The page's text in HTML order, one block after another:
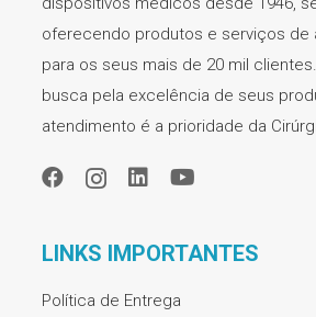
oferecendo produtos e serviços de
para os seus mais de 20 mil
busca pela excelência de seus
atendimento é a prioridade da
LINKS IMPORTANTES
Política de Entrega